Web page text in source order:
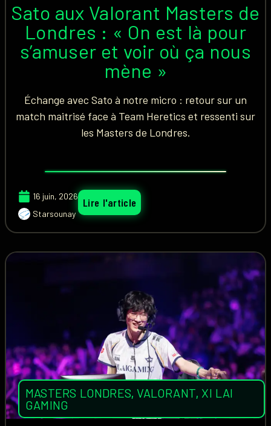
Sato aux Valorant Masters de
Londres : « On est là pour
s’amuser et voir où ça nous
mène »
Échange avec Sato à notre micro : retour sur un
match maitrisé face à Team Heretics et ressenti sur
les Masters de Londres.
16 juin, 2026
Starsounay
Lire l'article
MASTERS LONDRES,VALORANT, XI LAI
GAMING